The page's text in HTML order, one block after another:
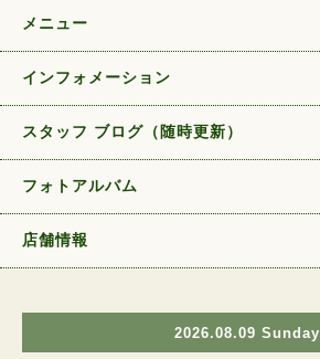
メニュー
インフォメーション
スタッフ ブログ（随時更新）
フォトアルバム
店舗情報
2026.08.09 Sunday